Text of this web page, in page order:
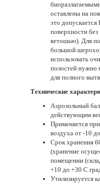
оставлены на
это допускается
поверхности
ветошью). Для
большой
использовать
полостей нужно
для полного
Технические
Аэрозольный
действующим
Применяется
воздуха от -10
Срок хранения
(хранение
помещении
+10 до +30 С
Утилизируется